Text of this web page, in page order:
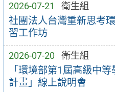
2026-07-21 衛生組
社團法人台灣重新思考
習工作坊
2026-07-20 衛生組
「環境部第1屆高級中
計畫」線上說明會